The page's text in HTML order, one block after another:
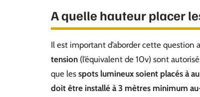
A quelle hauteur placer
Il est important d’aborder cette question
tension (l’équivalent de 10v) sont
que les spots lumineux soient placés à
doit être installé à 3 mètres minimum